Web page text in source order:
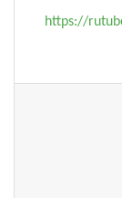
https://